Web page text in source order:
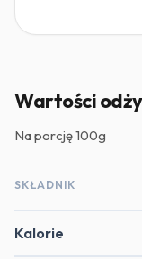
Wartości
Na porcję100g
SKŁADNIK
Kalorie